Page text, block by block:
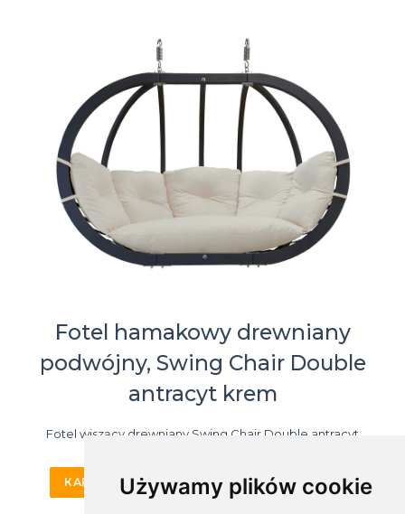
Używamy plików cookie
Fotel hamakowy drewniany
podwójny, Swing Chair Double
antracyt krem
Fotel wiszący drewniany Swing Chair Double antracyt
КАРТА ПРОДУКТА КУПИТЬ ОНЛАЙН